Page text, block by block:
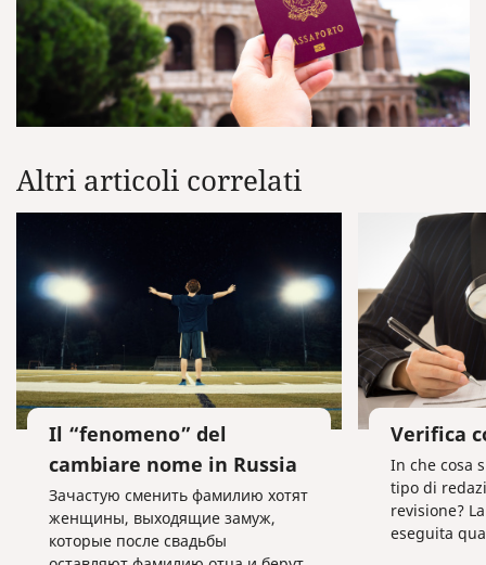
Altri articoli correlati
Il “fenomeno” del
cambiare nome in Russia
Зачастую сменить фамилию хотят
женщины, выходящие замуж,
которые после свадьбы
Verifica
In che cosa
tipo di
revisione?
eseguita